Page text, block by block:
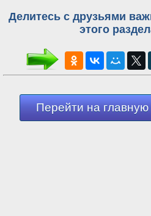
Делитесь с друзьями
этого
Перейти на главную